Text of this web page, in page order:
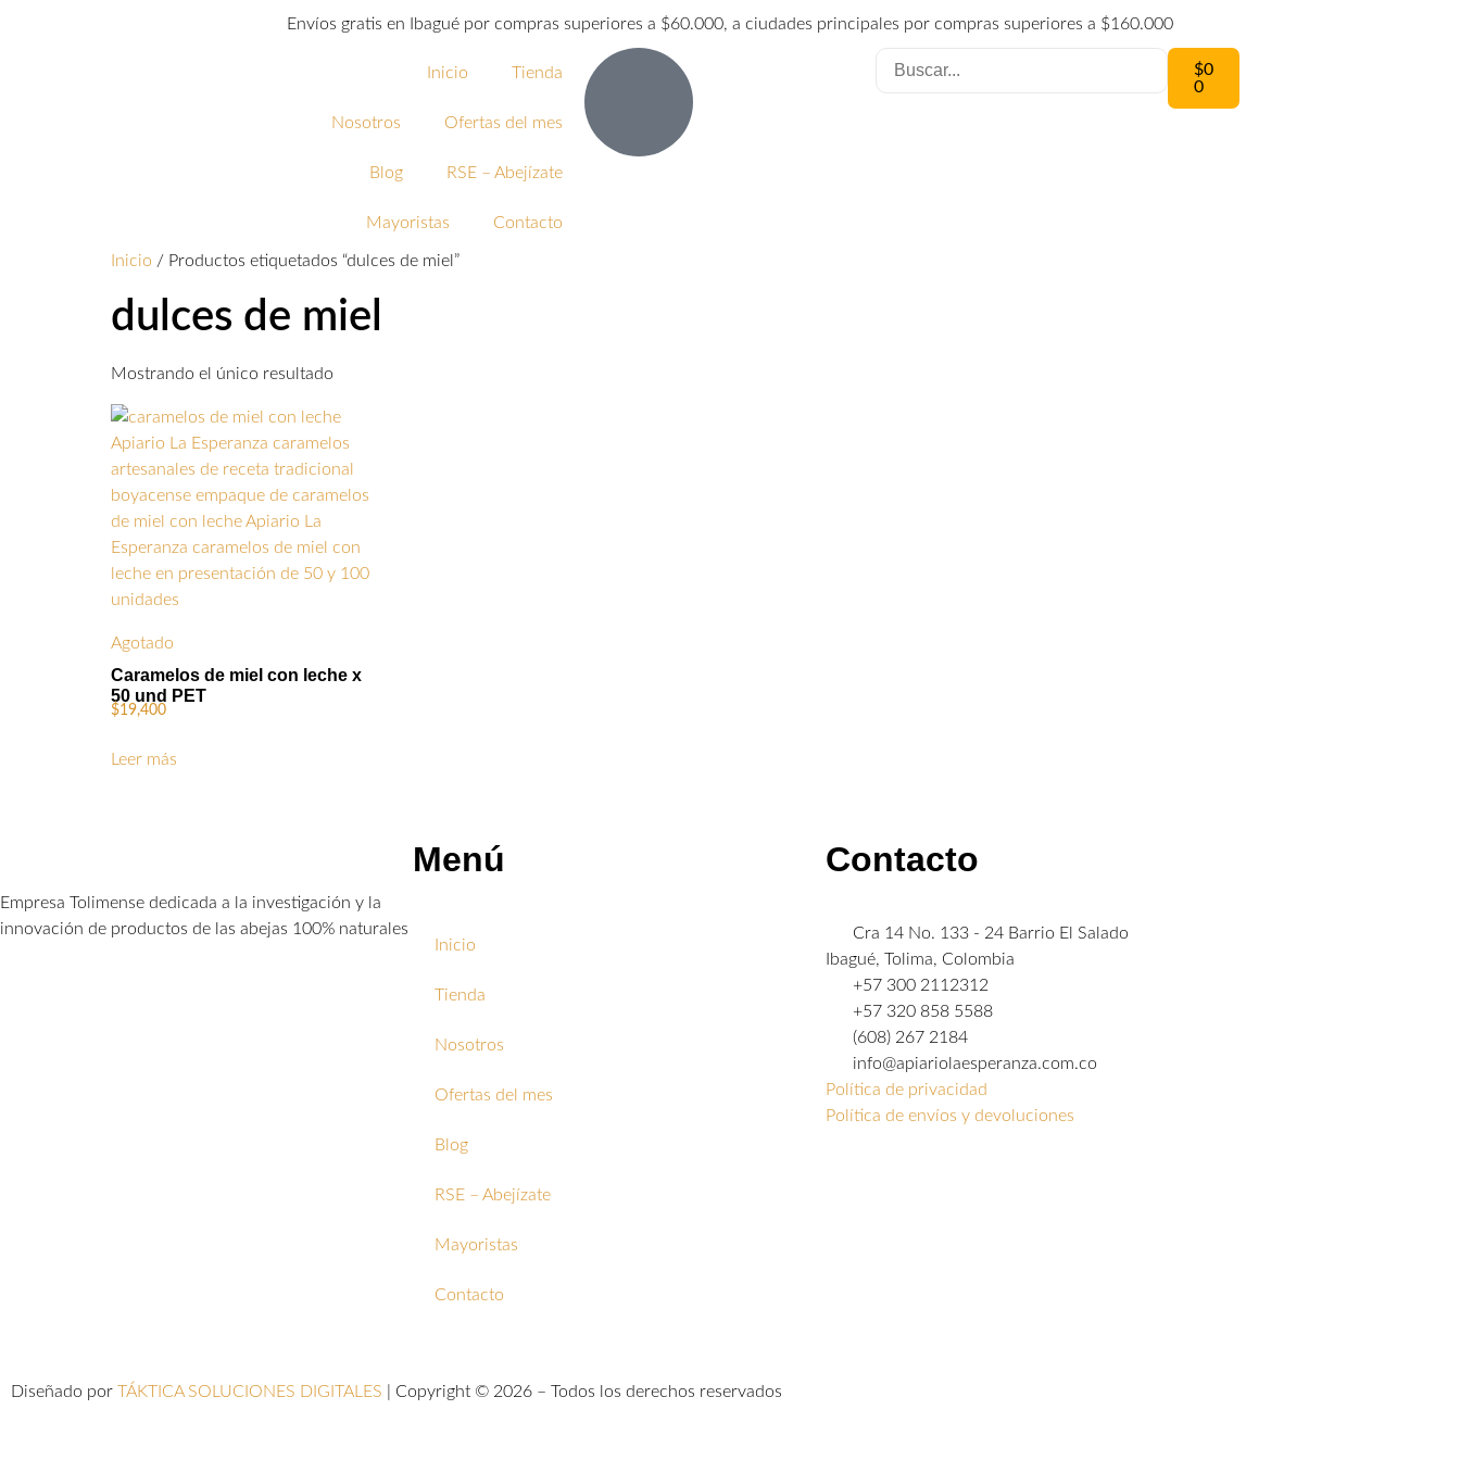
Envíos gratis en Ibagué por compras superiores a $60.000, a ciudades principales por compras superiores a $160.000
Inicio Tienda
Nosotros Ofertas del mes
Blog RSE – Abejízate
Mayoristas Contacto
$0
0
Inicio / Productos etiquetados “dulces de miel”
dulces de miel
Mostrando el único resultado
Agotado
Caramelos de miel con leche x
50 und PET
$19,400
Leer más
Empresa Tolimense dedicada a la investigación y la
innovación de productos de las abejas 100% naturales
Menú
Inicio
Tienda
Nosotros
Ofertas del mes
Blog
RSE – Abejízate
Mayoristas
Contacto
Contacto
Cra 14 No. 133 - 24 Barrio El Salado
Ibagué, Tolima, Colombia
+57 300 2112312
+57 320 858 5588
(608) 267 2184
info@apiariolaesperanza.com.co
Política de privacidad
Política de envíos y devoluciones
Diseñado por TÁKTICA SOLUCIONES DIGITALES | Copyright © 2026 – Todos los derechos reservados